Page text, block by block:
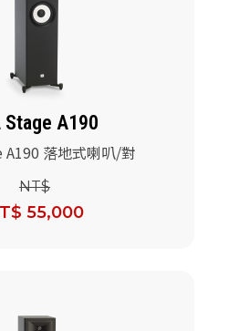
Stage A190
A190 落地式喇叭/對
NT$
55,000